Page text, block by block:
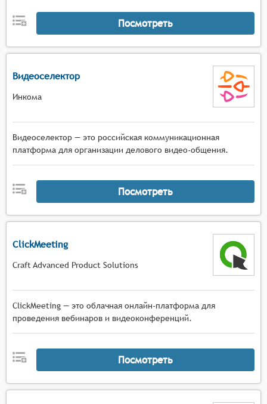
Посмотреть
Видеоселектор
Инкома
Видеоселектор — это российская коммуникационная
платформа для организации делового видео-общения.
Посмотреть
ClickMeeting
Craft Advanced Product Solutions
ClickMeeting — это облачная онлайн-платформа для
проведения вебинаров и видеоконференций.
Посмотреть